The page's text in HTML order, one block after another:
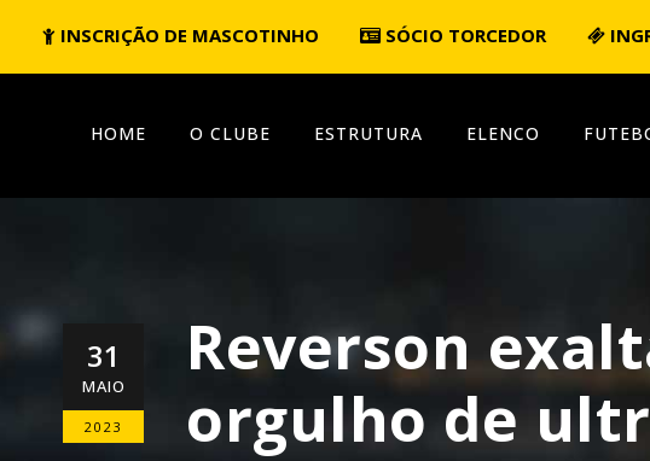
INSCRIÇÃO DE MASCOTINHO SÓCIO TORCEDOR
HOME O CLUBE ESTRUTURA ELENCO
31
MAIO
2023
Reverson
orgulho de